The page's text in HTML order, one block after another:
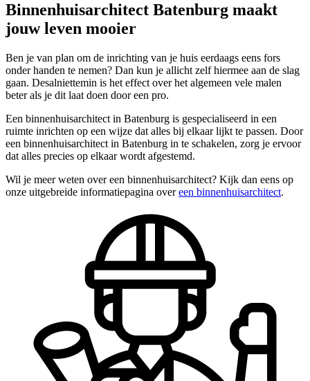
Binnenhuisarchitect Batenburg maakt
jouw leven mooier
Ben je van plan om de inrichting van je huis eerdaags eens fors
onder handen te nemen? Dan kun je allicht zelf hiermee aan de slag
gaan. Desalniettemin is het effect over het algemeen vele malen
beter als je dit laat doen door een pro.
Een binnenhuisarchitect in Batenburg is gespecialiseerd in een
ruimte inrichten op een wijze dat alles bij elkaar lijkt te passen. Door
een binnenhuisarchitect in Batenburg in te schakelen, zorg je ervoor
dat alles precies op elkaar wordt afgestemd.
Wil je meer weten over een binnenhuisarchitect? Kijk dan eens op
onze uitgebreide informatiepagina overeen binnenhuisarchitect.